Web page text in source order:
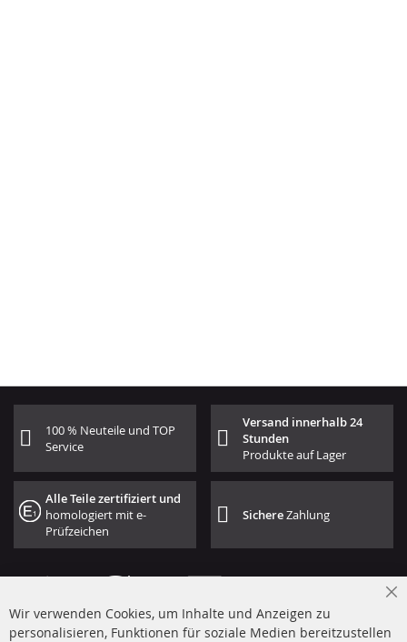
100 % Neuteile und TOP
Service
Versand innerhalb 24
Stunden
Produkte auf Lager
Alle Teile zertifiziert und
homologiert mit e-
Prüfzeichen
SichereZahlung
Wir verwenden Cookies, um Inhalte und Anzeigen zu
personalisieren, Funktionen für soziale Medien bereitzustellen